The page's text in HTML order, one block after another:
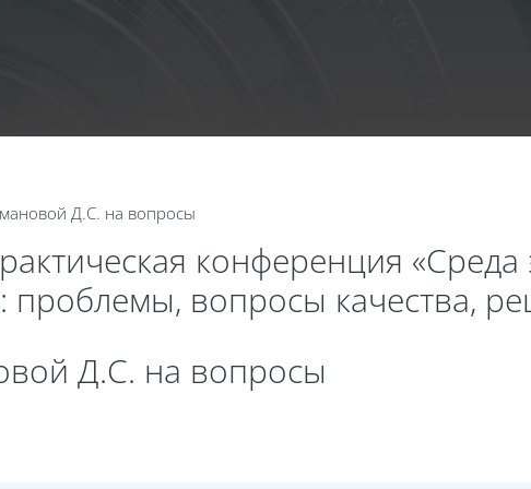
Д.С. на вопросы
конференция
проблемы, вопросы качества,
Д.С. на вопросы